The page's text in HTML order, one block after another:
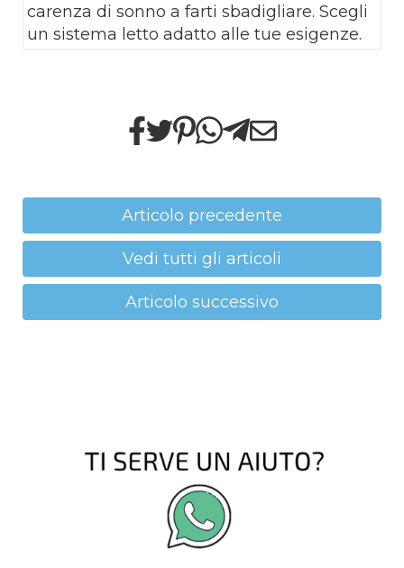
carenza di sonno a farti sbadigliare. Scegli
un sistema letto adatto alle tue esigenze.
Articolo precedente
Vedi tutti gli articoli
Articolo successivo